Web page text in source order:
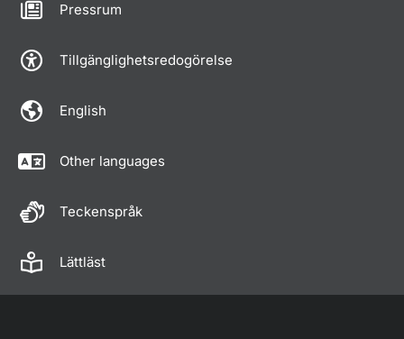
Pressrum
Tillgänglighetsredogörelse
English
Other languages
Teckenspråk
Lättläst